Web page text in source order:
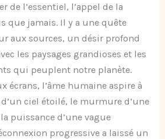
de l’essentiel, l’appel de la
que jamais. Il y a une quête
aux sources, un désir profond
les paysages grandioses et les
qui peuplent notre planète.
écrans, l’âme humaine aspire à
ciel étoilé, le murmure d’une
puissance d’une vague
progressive a laissé un